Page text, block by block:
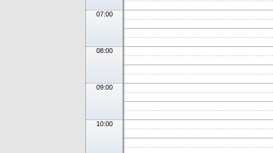
07:00
08:00
09:00
10:00